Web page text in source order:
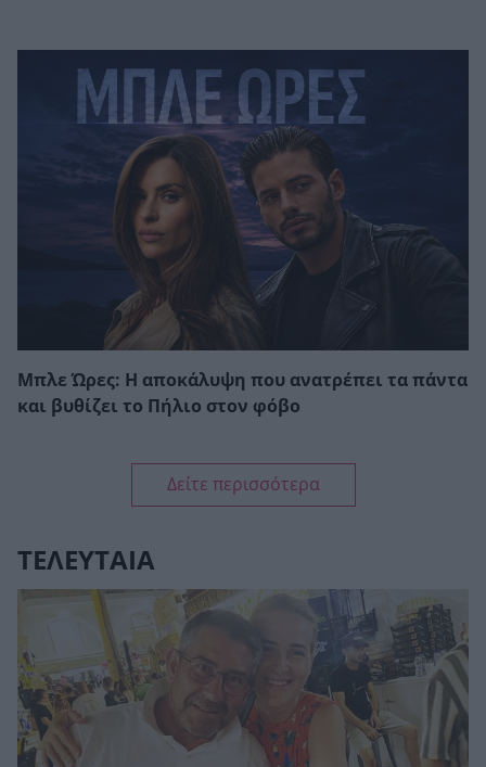
Μπλε Ώρες: Η αποκάλυψη που ανατρέπει τα πάντα
και βυθίζει το Πήλιο στον φόβο
Δείτε περισσότερα
ΤΕΛΕΥΤΑΙΑ